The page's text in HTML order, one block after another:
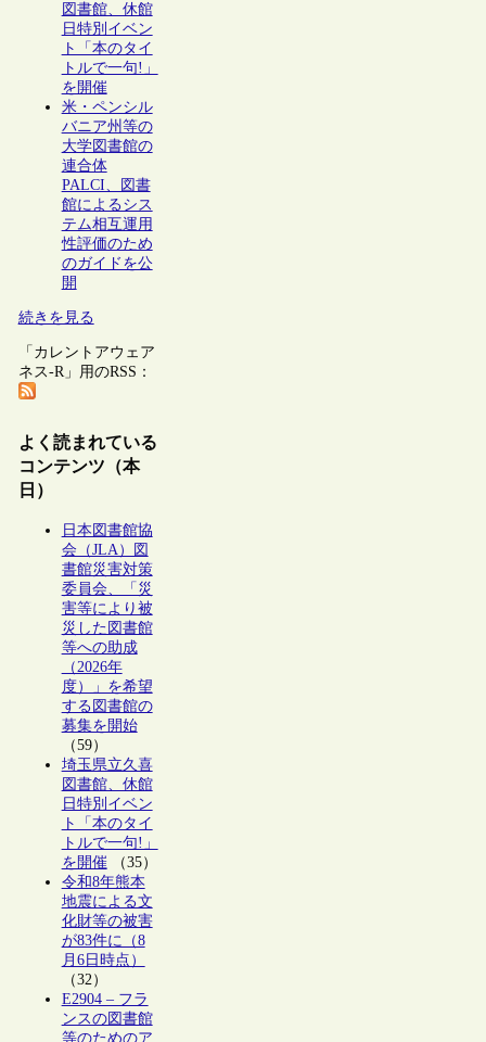
図書館、休館
日特別イベン
ト「本のタイ
トルで一句!」
を開催
米・ペンシル
バニア州等の
大学図書館の
連合体
PALCI、図書
館によるシス
テム相互運用
性評価のため
のガイドを公
開
続きを見る
「カレントアウェア
ネス-R」用のRSS：
よく読まれている
コンテンツ（本
日）
日本図書館協
会（JLA）図
書館災害対策
委員会、「災
害等により被
災した図書館
等への助成
（2026年
度）」を希望
する図書館の
募集を開始
（59）
埼玉県立久喜
図書館、休館
日特別イベン
ト「本のタイ
トルで一句!」
を開催（35）
令和8年熊本
地震による文
化財等の被害
が83件に（8
月6日時点）
（32）
E2904 – フラ
ンスの図書館
等のためのア